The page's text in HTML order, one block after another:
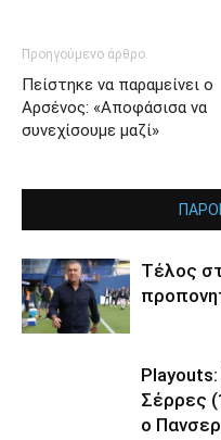
Προηγούμενο άρθρο
Πείστηκε να παραμείνει ο
Αρσένος: «Αποφάσισα να
συνεχίσουμε μαζί»
Τέλος
Playouts:
Σέρρες
ο